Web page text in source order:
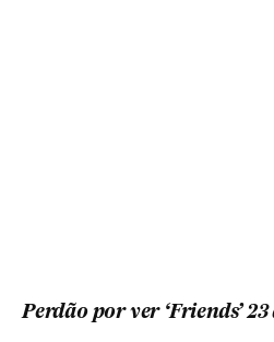
Perdão por ver ‘Friends’